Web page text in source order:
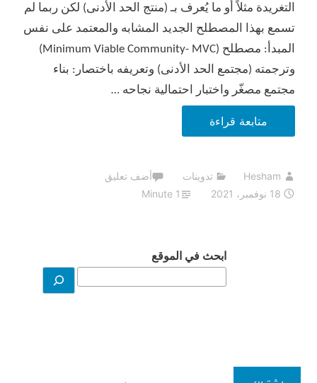
التغريدة مثلاً أو ما يُعرف بـ (منتج الحد الأدنى) لكن ربما لم
تسمع بهذا المصطلح الجديد المشابه والمعتمد على نفس
المبدأ: مصطلح (Minimum Viable Community- MVC)
وترجمته (مجتمع الحد الأدنى) وتعريفه باختصار: بناء
مجتمع مصغّر واختبار احتمالية نجاحه …
متابعة قراءة
تعرف
مصطلح
مجتمع
(MVC)؟
Hesham تدوينات
أضف تعليق
18 نوفمبر، 2021
1 Minute
ابحث في الموقع